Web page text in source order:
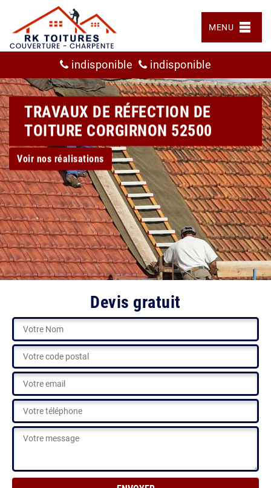
MENU
indisponible indisponible
TRAVAUX DE RÉFECTION DE
TOITURE CORGIRNON 52500
Voir nos réalisations
Devis gratuit